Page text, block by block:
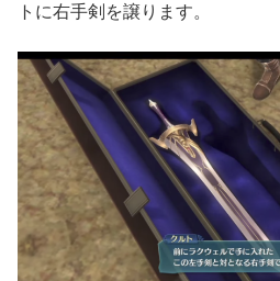
トに右手剣を譲ります。